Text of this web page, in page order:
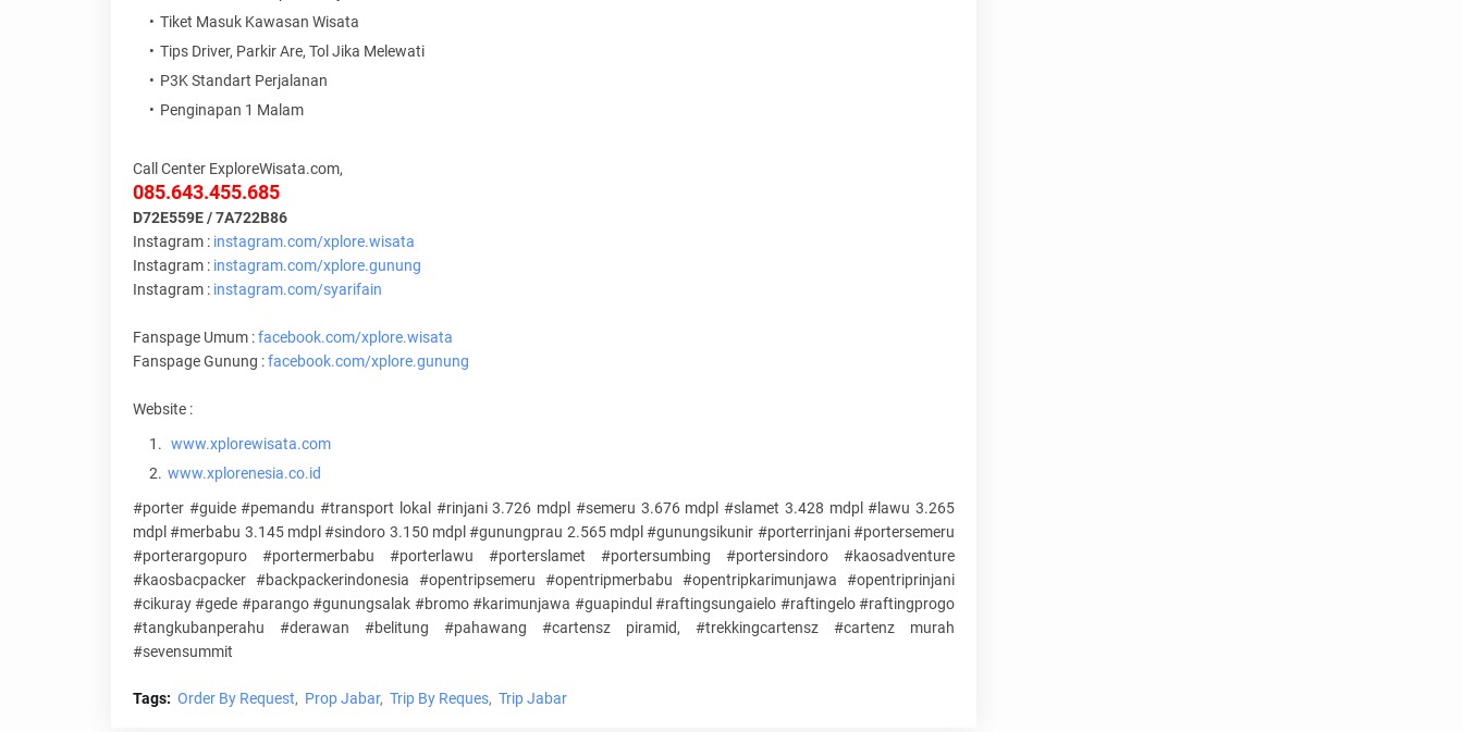
Tiket Masuk Kawasan Wisata
Tips Driver, Parkir Are, Tol Jika Melewati
P3K Standart Perjalanan
Penginapan 1 Malam
Call Center ExploreWisata.com,
085.643.455.685
D72E559E / 7A722B86
Instagram : instagram.com/xplore.wisata
Instagram : instagram.com/xplore.gunung
Instagram : instagram.com/syarifain
Fanspage Umum :facebook.com/xplore.wisata
Fanspage Gunung :facebook.com/xplore.gunung
Website :
www.xplorewisata.com
www.xplorenesia.co.id
#porter #guide #pemandu #transport lokal #rinjani 3.726 mdpl #semeru 3.676 mdpl #slamet 3.428 mdpl #lawu 3.265
mdpl #merbabu 3.145 mdpl #sindoro 3.150 mdpl #gunungprau 2.565 mdpl #gunungsikunir #porterrinjani #portersemeru
#porterargopuro #portermerbabu #porterlawu #porterslamet #portersumbing #portersindoro #kaosadventure
#kaosbacpacker #backpackerindonesia #opentripsemeru #opentripmerbabu #opentripkarimunjawa #opentriprinjani
#cikuray #gede #parango #gunungsalak #bromo #karimunjawa #guapindul #raftingsungaielo #raftingelo #raftingprogo
#tangkubanperahu #derawan #belitung #pahawang #cartensz piramid, #trekkingcartensz #cartenz murah
#sevensummit
Tags: Order By Request Prop Jabar Trip By Reques Trip Jabar